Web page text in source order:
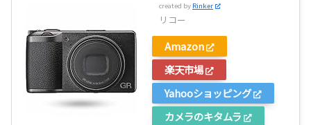
created by Rinker
リコー
Amazon
楽天市場
Yahooショッピング
カメラのキタムラ